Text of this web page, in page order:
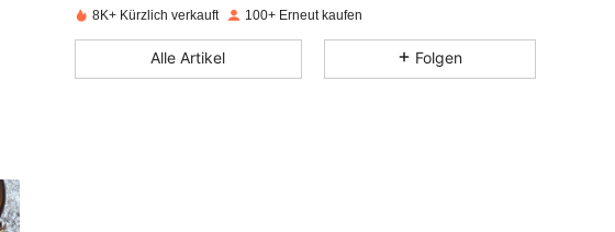
4,82 2 199
8K+ Kürzlich verkauft 100+ Erneut kaufen
Alle Artikel Folgen